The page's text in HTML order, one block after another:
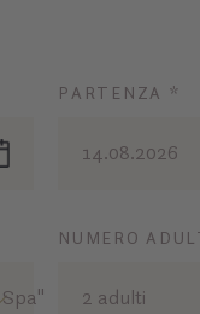
PARTENZA *
14.08.2026
NUMERO
2 adulti